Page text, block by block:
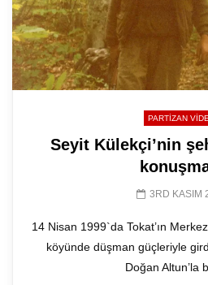
PARTIZAN
Seyit Külekçi’nin
3RD KASIM
14 Nisan 1999`da Tokat’ın
köyünde düşman güçleriyle
Doğan Altun’la